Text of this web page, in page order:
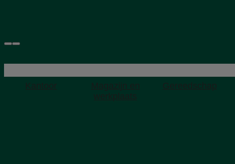
Kantoor
Magazijn en
werkplaats
Gereedschap